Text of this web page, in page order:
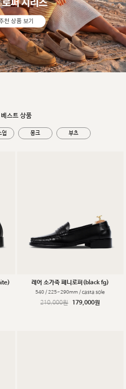
천 상품 보기
베스트 상품
업 몽크 부츠
레어 소가죽 페니로퍼(black fg)
540 / 225~290mm / casta sole
210,000원 179,000원